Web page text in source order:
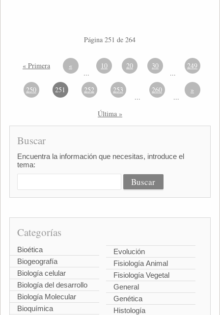
Página 251 de 264
« Primera «
...
10 20 30
...
249
250 251 252 253
...
260
...
»
Última »
Buscar
Encuentra la información que necesitas, introduce el
tema:
Categorías
Bioética
Biogeografía
Biología celular
Biología del desarrollo
Biología Molecular
Bioquímica
Evolución
Fisiología Animal
Fisiología Vegetal
General
Genética
Histología